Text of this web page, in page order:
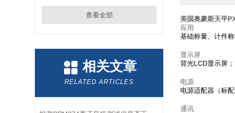
查看全部
相关文章
RELATED ARTICLES
美国奥豪斯天平
应用
基础称量、计件
显示屏
背光LCD显示屏
电源
电源适配器（标配
通讯